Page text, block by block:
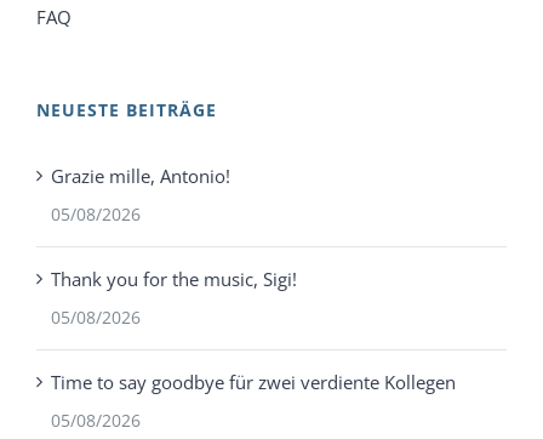
FAQ
NEUESTE BEITRÄGE
Grazie mille, Antonio!
05/08/2026
Thank you for the music, Sigi!
05/08/2026
Time to say goodbye für zwei verdiente Kollegen
05/08/2026